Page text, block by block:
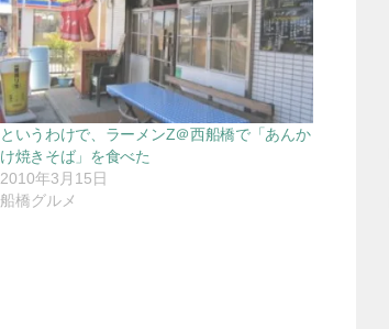
というわけで、ラーメンZ＠西船橋で「あんか
け焼きそば」を食べた
2010年3月15日
船橋グルメ